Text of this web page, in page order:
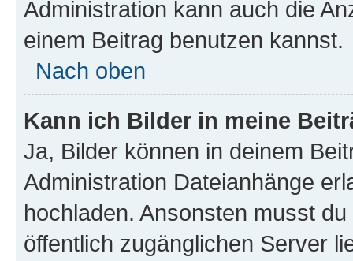
Administration kann auch die
einem Beitrag benutzen kannst.
Nach oben
Kann ich Bilder in meine
Ja, Bilder können in deinem
Administration Dateianhänge
hochladen. Ansonsten musst
öffentlich zugänglichen Server